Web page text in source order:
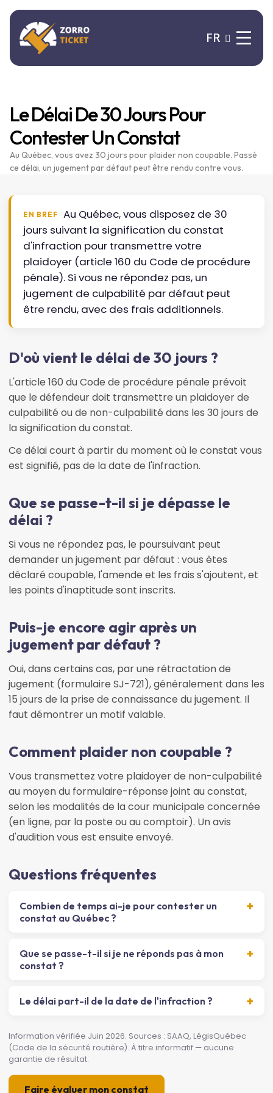
FR
Le Délai De 30 Jours Pour
Contester Un Constat
Au Québec, vous avez 30 jours pour plaider non coupable. Passé
ce délai, un jugement par défaut peut être rendu contre vous.
EN BREF
Au Québec, vous disposez de 30
jours suivant la signification du constat
d'infraction pour transmettre votre
plaidoyer (article 160 du Code de procédure
pénale). Si vous ne répondez pas, un
jugement de culpabilité par défaut peut
être rendu, avec des frais additionnels.
D'où vient le délai de 30 jours ?
L'article 160 du Code de procédure pénale prévoit
que le défendeur doit transmettre un plaidoyer de
culpabilité ou de non-culpabilité dans les 30 jours de
la signification du constat.
Ce délai court à partir du moment où le constat vous
est signifié, pas de la date de l'infraction.
Que se passe-t-il si je dépasse le
délai ?
Si vous ne répondez pas, le poursuivant peut
demander un jugement par défaut : vous êtes
déclaré coupable, l'amende et les frais s'ajoutent, et
les points d'inaptitude sont inscrits.
Puis-je encore agir après un
jugement par défaut ?
Oui, dans certains cas, par une rétractation de
jugement (formulaire SJ-721), généralement dans les
15 jours de la prise de connaissance du jugement. Il
faut démontrer un motif valable.
Comment plaider non coupable ?
Vous transmettez votre plaidoyer de non-culpabilité
au moyen du formulaire-réponse joint au constat,
selon les modalités de la cour municipale concernée
(en ligne, par la poste ou au comptoir). Un avis
d'audition vous est ensuite envoyé.
Questions fréquentes
Combien de temps ai-je pour contester un
constat au Québec ?
Que se passe-t-il si je ne réponds pas à mon
constat ?
Le délai part-il de la date de l'infraction ?
Information vérifiée Juin 2026. Sources : SAAQ, LégisQuébec
(Code de la sécurité routière). À titre informatif — aucune
garantie de résultat.
Faire évaluer mon constat